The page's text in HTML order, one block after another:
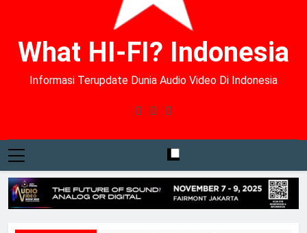
What HI-FI? Indonesia
Informasi Terupdate Dunia Audio Video Di Indonesia